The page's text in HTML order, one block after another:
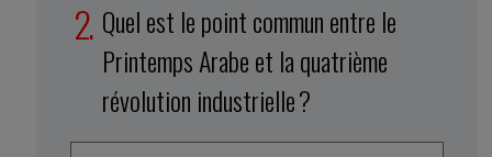
Quel est le point commun entre le
Printemps Arabe et la quatrième
révolution industrielle ?